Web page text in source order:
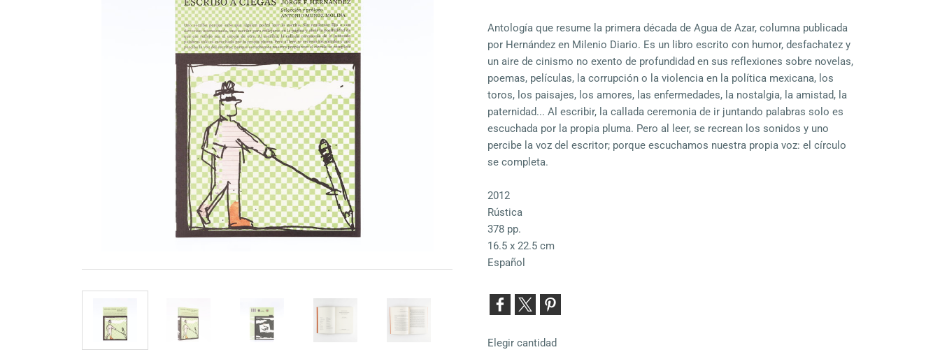
Antología que resume la primera década de Agua de Azar, columna publicada
por Hernández en Milenio Diario. Es un libro escrito con humor, desfachatez y
un aire de cinismo no exento de profundidad en sus reflexiones sobre novelas,
poemas, películas, la corrupción o la violencia en la política mexicana, los
toros, los paisajes, los amores, las enfermedades, la nostalgia, la amistad, la
paternidad... Al escribir, la callada ceremonia de ir juntando palabras solo es
escuchada por la propia pluma. Pero al leer, se recrean los sonidos y uno
percibe la voz del escritor; porque escuchamos nuestra propia voz: el círculo
se completa.
2012
Rústica
378 pp.
16.5 x 22.5 cm
Español
Elegir cantidad